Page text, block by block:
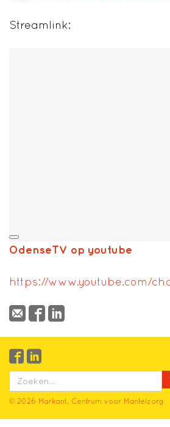
Streamlink:
Play
OdenseTV op youtube
https://www.youtube.com/
© 2026 Markant, Centrum voor Mantelzorg